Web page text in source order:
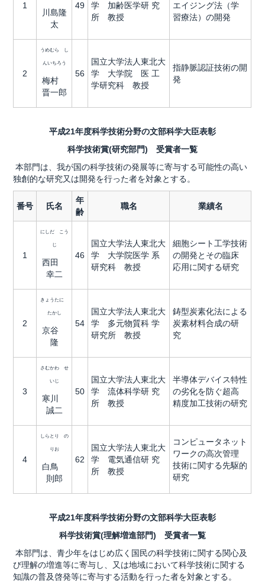
1
川島隆
太
49
学 加齢医学研 究
所 教授
エイジング法（学
習療法）の開発
2
うめむら し
んいちろう
梅村
晋一郎
56
国立大学法人東北大
学 大学院 医 工
学研究科 教授
指静脈認証技術の開
発
平成21年度科学技術分野の文部科学大臣表彰
科学技術賞(研究部門) 受賞者一覧
本部門は、我が国の科学技術の発展等に寄与する可能性の高い
独創的な研究又は開発を行った者を対象とする。
番号 氏名
年
齢
職名 業績名
1
にしだ こう
じ
西田
幸二
46
国立大学法人東北大
学 大学院医学 系
研究科 教授
細胞シート工学技術
の開発とその臨床
応用に関する研究
2
きょうたに
たかし
京谷
隆
54
国立大学法人東北大
学 多元物質科 学
研究所 教授
鋳型炭素化法による
炭素材料合成の研
究
3
さむかわ せ
いじ
寒川
誠二
50
国立大学法人東北大
学 流体科学研 究
所 教授
半導体デバイス特性
の劣化を防ぐ超高
精度加工技術の研究
4
しらとり の
りお
白鳥
則郎
62
国立大学法人東北大
学 電気通信研 究
所 教授
コンピュータネット
ワークの高次管理
技術に関する先駆的
研究
平成21年度科学技術分野の文部科学大臣表彰
科学技術賞(理解増進部門) 受賞者一覧
本部門は、青少年をはじめ広く国民の科学技術に関する関心及
び理解の増進等に寄与し、又は地域において科学技術に関する
知識の普及啓発等に寄与する活動を行った者を対象とする。